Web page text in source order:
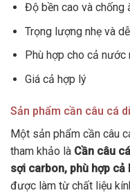
Độ bền cao và chống
Trọng lượng nhẹ và
Phù hợp cho cả nước
Giá cả hợp lý
Sản phẩm cần câu cá
Một sản phẩm cần câu
tham khảo là Cần câu
sợi carbon, phù hợp cả
được làm từ chất liệu